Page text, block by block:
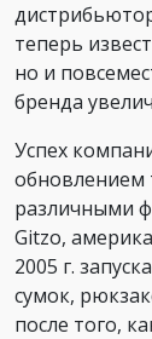
теперь
но и
бренда
Успех
обновлением
различными
Gitzo,
2005 г.
сумок,
после того,